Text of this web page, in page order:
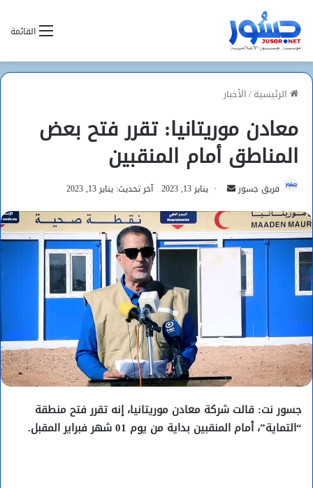
القائمة
الرئيسية/الأخبار
معادن موريتانيا: تقرر فتح بعض
المناطق أمام المنقبين
فريق جسور
أرسل
إلكترونيا
يناير 13, 2023 آخر تحديث: يناير 13, 2023
جسور نت: قالت شركة معادن موريتانيا، إنه تقرر فتح منطقة
“التماية”، أمام المنقبين بداية من يوم 01 شهر فبراير المقبل.